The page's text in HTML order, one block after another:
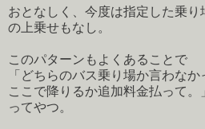
おとなしく、今度は指定した乗
の上乗せもなし。
このパターンもよくあることで
「どちらのバス乗り場か言わなか
ここで降りるか追加料金払って。
ってやつ。